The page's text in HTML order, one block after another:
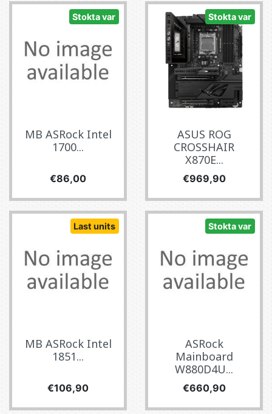
Stokta var
MB ASRock Intel
1700...
Fiyat
€86,00
Stokta var
ASUS ROG
CROSSHAIR
X870E...
Fiyat
€969,90
Last units
MB ASRock Intel
1851...
Fiyat
€106,90
Stokta var
ASRock
Mainboard
W880D4U...
Fiyat
€660,90